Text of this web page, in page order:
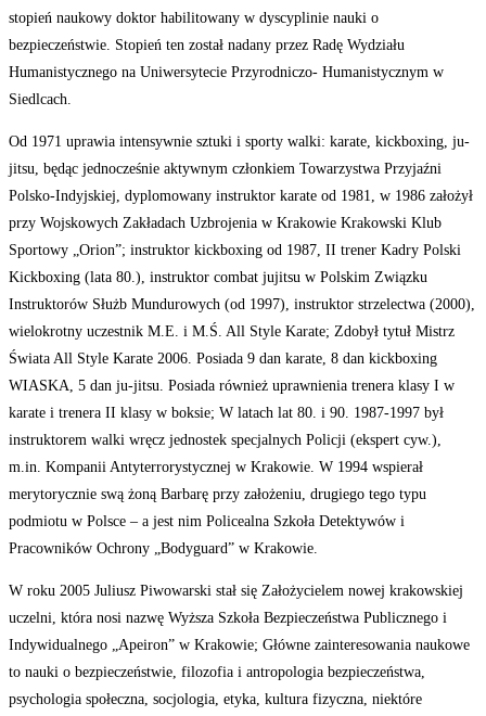
stopień naukowy doktor habilitowany w dyscyplinie nauki o
bezpieczeństwie. Stopień ten został nadany przez Radę Wydziału
Humanistycznego na Uniwersytecie Przyrodniczo- Humanistycznym w
Siedlcach.
Od 1971 uprawia intensywnie sztuki i sporty walki: karate, kickboxing, ju-
jitsu, będąc jednocześnie aktywnym członkiem Towarzystwa Przyjaźni
Polsko-Indyjskiej, dyplomowany instruktor karate od 1981, w 1986 założył
przy Wojskowych Zakładach Uzbrojenia w Krakowie Krakowski Klub
Sportowy „Orion”; instruktor kickboxing od 1987, II trener Kadry Polski
Kickboxing (lata 80.), instruktor combat jujitsu w Polskim Związku
Instruktorów Służb Mundurowych (od 1997), instruktor strzelectwa (2000),
wielokrotny uczestnik M.E. i M.Ś. All Style Karate; Zdobył tytuł Mistrz
Świata All Style Karate 2006. Posiada 9 dan karate, 8 dan kickboxing
WIASKA, 5 dan ju-jitsu. Posiada również uprawnienia trenera klasy I w
karate i trenera II klasy w boksie; W latach lat 80. i 90. 1987-1997 był
instruktorem walki wręcz jednostek specjalnych Policji (ekspert cyw.),
m.in. Kompanii Antyterrorystycznej w Krakowie. W 1994 wspierał
merytorycznie swą żoną Barbarę przy założeniu, drugiego tego typu
podmiotu w Polsce – a jest nim Policealna Szkoła Detektywów i
Pracowników Ochrony „Bodyguard” w Krakowie.
W roku 2005 Juliusz Piwowarski stał się Założycielem nowej krakowskiej
uczelni, która nosi nazwę Wyższa Szkoła Bezpieczeństwa Publicznego i
Indywidualnego „Apeiron” w Krakowie; Główne zainteresowania naukowe
to nauki o bezpieczeństwie, filozofia i antropologia bezpieczeństwa,
psychologia społeczna, socjologia, etyka, kultura fizyczna, niektóre